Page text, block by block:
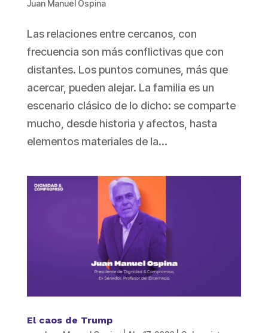
Juan Manuel Ospina
Las relaciones entre cercanos, con
frecuencia son más conflictivas que con
distantes. Los puntos comunes, más que
acercar, pueden alejar. La familia es un
escenario clásico de lo dicho: se comparte
mucho, desde historia y afectos, hasta
elementos materiales de la...
El caos de Trump